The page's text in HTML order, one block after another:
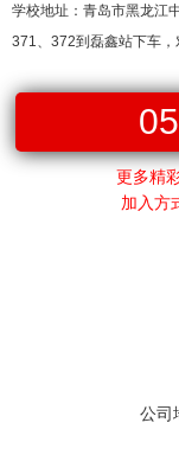
学校地址：青岛市黑龙江
371、372到磊鑫站下车，
更多精
加入方
公司